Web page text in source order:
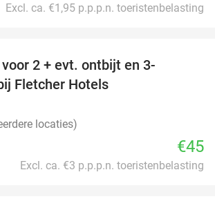
Excl. ca. €1,95 p.p.p.n. toeristenbelasting
2 + evt. ontbijt en 3-
Fletcher Hotels
locaties)
€45
Excl. ca. €3 p.p.p.n. toeristenbelasting